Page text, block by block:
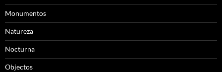
Monumentos
Natureza
Nocturna
Objectos